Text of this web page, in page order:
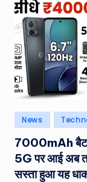
Posted
in
News
7000mAh
5G पर आई अब
सस्ता हुआ यह